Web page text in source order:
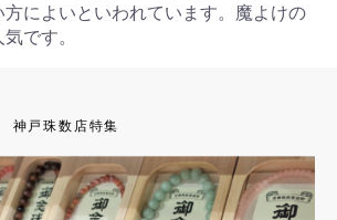
によいといわれています。魔よけの
です。
神戸珠数店特集